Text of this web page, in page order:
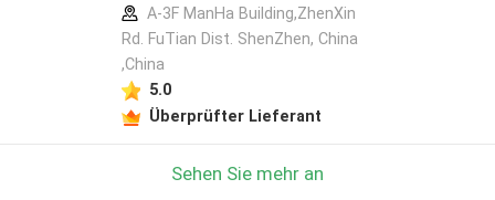
A-3F ManHa Building,ZhenXin
Rd. FuTian Dist. ShenZhen, China
,China
5.0
Überprüfter Lieferant
Sehen Sie mehr an